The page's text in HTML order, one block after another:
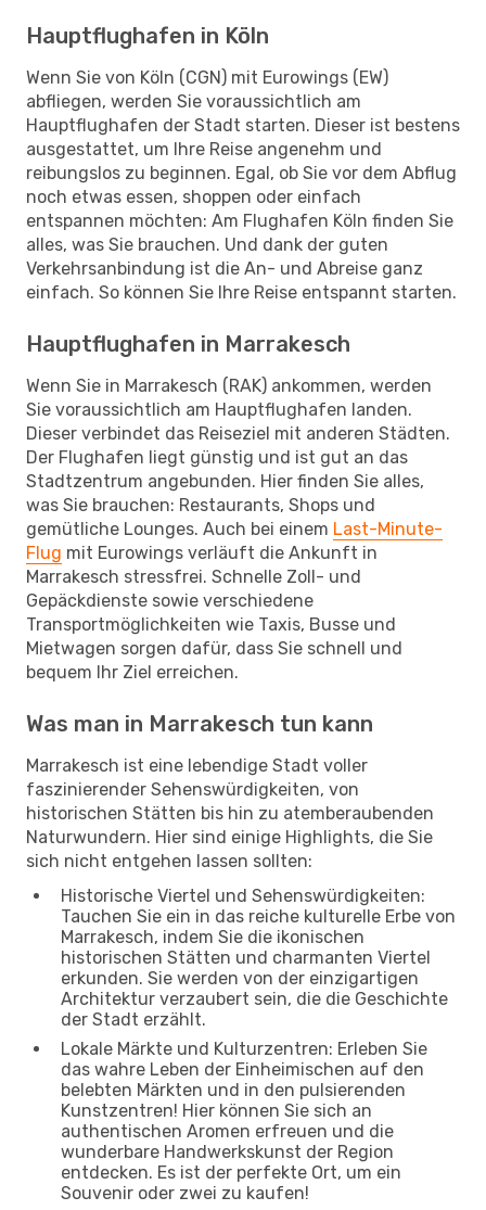
Hauptflughafen in Köln
Wenn Sie von Köln (CGN) mit Eurowings (EW)
abfliegen, werden Sie voraussichtlich am
Hauptflughafen der Stadt starten. Dieser ist bestens
ausgestattet, um Ihre Reise angenehm und
reibungslos zu beginnen. Egal, ob Sie vor dem Abflug
noch etwas essen, shoppen oder einfach
entspannen möchten: Am Flughafen Köln finden Sie
alles, was Sie brauchen. Und dank der guten
Verkehrsanbindung ist die An- und Abreise ganz
einfach. So können Sie Ihre Reise entspannt starten.
Hauptflughafen in Marrakesch
Wenn Sie in Marrakesch (RAK) ankommen, werden
Sie voraussichtlich am Hauptflughafen landen.
Dieser verbindet das Reiseziel mit anderen Städten.
Der Flughafen liegt günstig und ist gut an das
Stadtzentrum angebunden. Hier finden Sie alles,
was Sie brauchen: Restaurants, Shops und
gemütliche Lounges. Auch bei einem Last-Minute-
Flug mit Eurowings verläuft die Ankunft in
Marrakesch stressfrei. Schnelle Zoll- und
Gepäckdienste sowie verschiedene
Transportmöglichkeiten wie Taxis, Busse und
Mietwagen sorgen dafür, dass Sie schnell und
bequem Ihr Ziel erreichen.
Was man in Marrakesch tun kann
Marrakesch ist eine lebendige Stadt voller
faszinierender Sehenswürdigkeiten, von
historischen Stätten bis hin zu atemberaubenden
Naturwundern. Hier sind einige Highlights, die Sie
sich nicht entgehen lassen sollten:
Historische Viertel und Sehenswürdigkeiten:
Tauchen Sie ein in das reiche kulturelle Erbe von
Marrakesch, indem Sie die ikonischen
historischen Stätten und charmanten Viertel
erkunden. Sie werden von der einzigartigen
Architektur verzaubert sein, die die Geschichte
der Stadt erzählt.
Lokale Märkte und Kulturzentren: Erleben Sie
das wahre Leben der Einheimischen auf den
belebten Märkten und in den pulsierenden
Kunstzentren! Hier können Sie sich an
authentischen Aromen erfreuen und die
wunderbare Handwerkskunst der Region
entdecken. Es ist der perfekte Ort, um ein
Souvenir oder zwei zu kaufen!